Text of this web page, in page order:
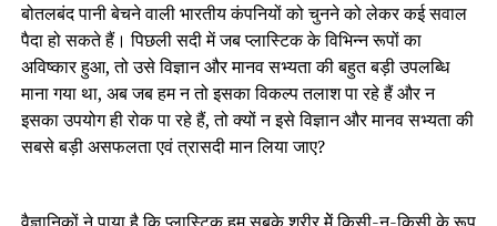
बोतलबंद पानी बेचने वाली भारतीय कंपनियों को चुनने को लेकर कई सवाल
पैदा हो सकते हैं। पिछली सदी में जब प्लास्टिक के विभिन्न रूपों का
अविष्कार हुआ, तो उसे विज्ञान और मानव सभ्यता की बहुत बड़ी उपलब्धि
माना गया था, अब जब हम न तो इसका विकल्प तलाश पा रहे हैं और न
इसका उपयोग ही रोक पा रहे हैं, तो क्यों न इसे विज्ञान और मानव सभ्यता की
सबसे बड़ी असफलता एवं त्रासदी मान लिया जाए?